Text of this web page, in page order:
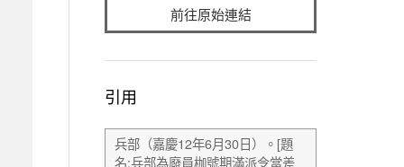
前往原始連結
引用